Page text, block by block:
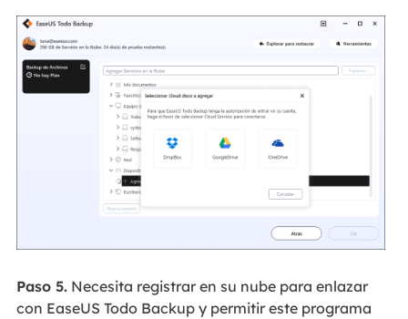
Paso 5.Necesita registrar en su nube para enlazar
con EaseUS Todo Backup y permitir este programa